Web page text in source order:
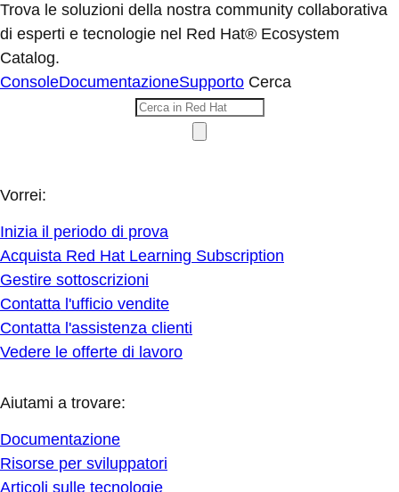
Trova le soluzioni della nostra community collaborativa
di esperti e tecnologie nel Red Hat® Ecosystem
Catalog.
ConsoleDocumentazioneSupporto Cerca
Vorrei:
Inizia il periodo di prova
Acquista Red Hat Learning Subscription
Gestire sottoscrizioni
Contatta l'ufficio vendite
Contatta l'assistenza clienti
Vedere le offerte di lavoro
Aiutami a trovare:
Documentazione
Risorse per sviluppatori
Articoli sulle tecnologie